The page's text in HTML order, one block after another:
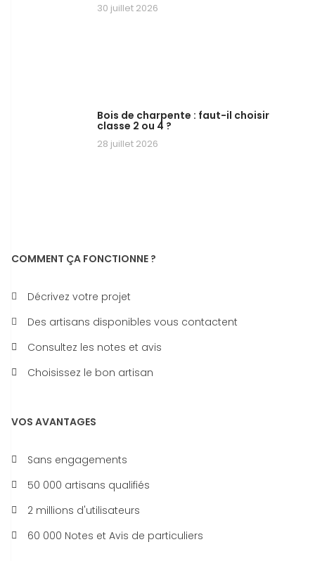
30 juillet 2026
Bois de charpente : faut-il choisir
classe 2 ou 4 ?
28 juillet 2026
COMMENT ÇA FONCTIONNE ?
Décrivez votre projet
Des artisans disponibles vous contactent
Consultez les notes et avis
Choisissez le bon artisan
VOS AVANTAGES
Sans engagements
50 000 artisans qualifiés
2 millions d'utilisateurs
60 000 Notes et Avis de particuliers